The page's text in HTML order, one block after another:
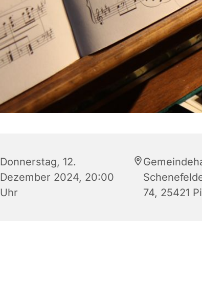
Donnerstag, 12.
Dezember 2024, 20:00
Uhr
74, 25421